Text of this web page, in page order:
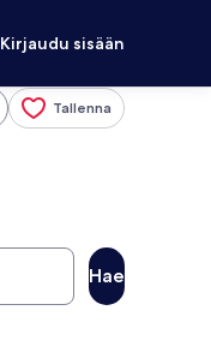
Kirjaudu sisään
Tallenna
Hae